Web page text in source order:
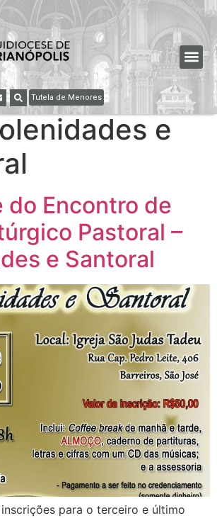
Tutela de Menores
e
do Encontro de
Pastoral –
e Santoral
para o terceiro e último